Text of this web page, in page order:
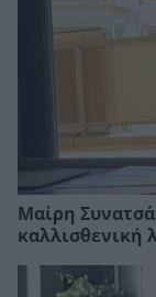
Μαίρη
καλλισθενική